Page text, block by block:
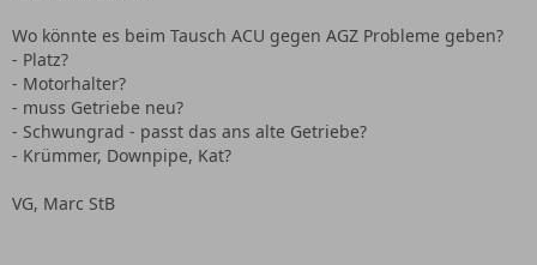
Wo könnte es beim Tausch ACU gegen AGZ Probleme geben?
- Platz?
- Motorhalter?
- muss Getriebe neu?
- Schwungrad - passt das ans alte Getriebe?
- Krümmer, Downpipe, Kat?
VG, Marc StB